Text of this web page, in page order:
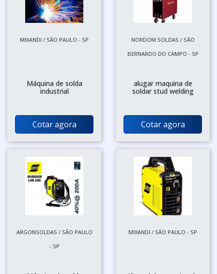
MIXANDI / SÃO PAULO - SP
Máquina de solda
industrial
Cotar agora
NORDOM SOLDAS / SÃO
BERNARDO DO CAMPO - SP
alugar maquina de
soldar stud welding
Cotar agora
ARGONSOLDAS / SÃO PAULO
- SP
MIXANDI / SÃO PAULO - SP